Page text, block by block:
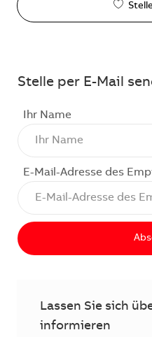
Stelle per E-Mail
Ihr Name
E-Mail-Adresse des
Lassen Sie sich
informieren